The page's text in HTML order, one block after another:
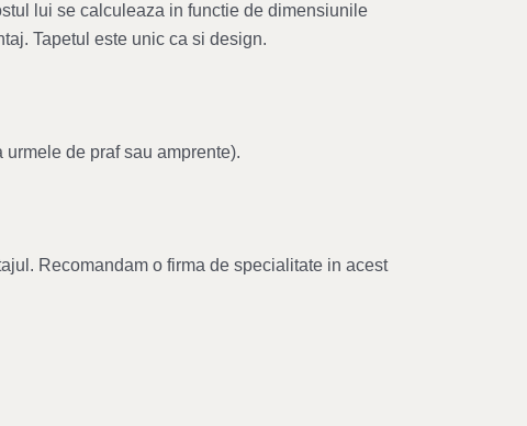
lui se calculeaza in functie de dimensiunile
Tapetul este unic ca si design.
de praf sau amprente).
Recomandam o firma de specialitate in acest